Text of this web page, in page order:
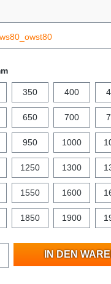
350 400
650 700
950 1000
1250 1300
1550 1600
1850 1900
IN DEN